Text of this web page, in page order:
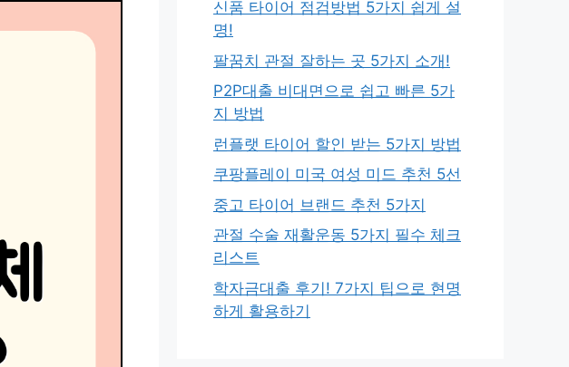
신품 타이어 점검방법 5가지 쉽게 설
명!
팔꿈치 관절 잘하는 곳 5가지 소개!
P2P대출 비대면으로 쉽고 빠른 5가
지 방법
런플랫 타이어 할인 받는 5가지 방법
쿠팡플레이 미국 여성 미드 추천 5선
중고 타이어 브랜드 추천 5가지
관절 수술 재활운동 5가지 필수 체크
리스트
학자금대출 후기! 7가지 팁으로 현명
하게 활용하기